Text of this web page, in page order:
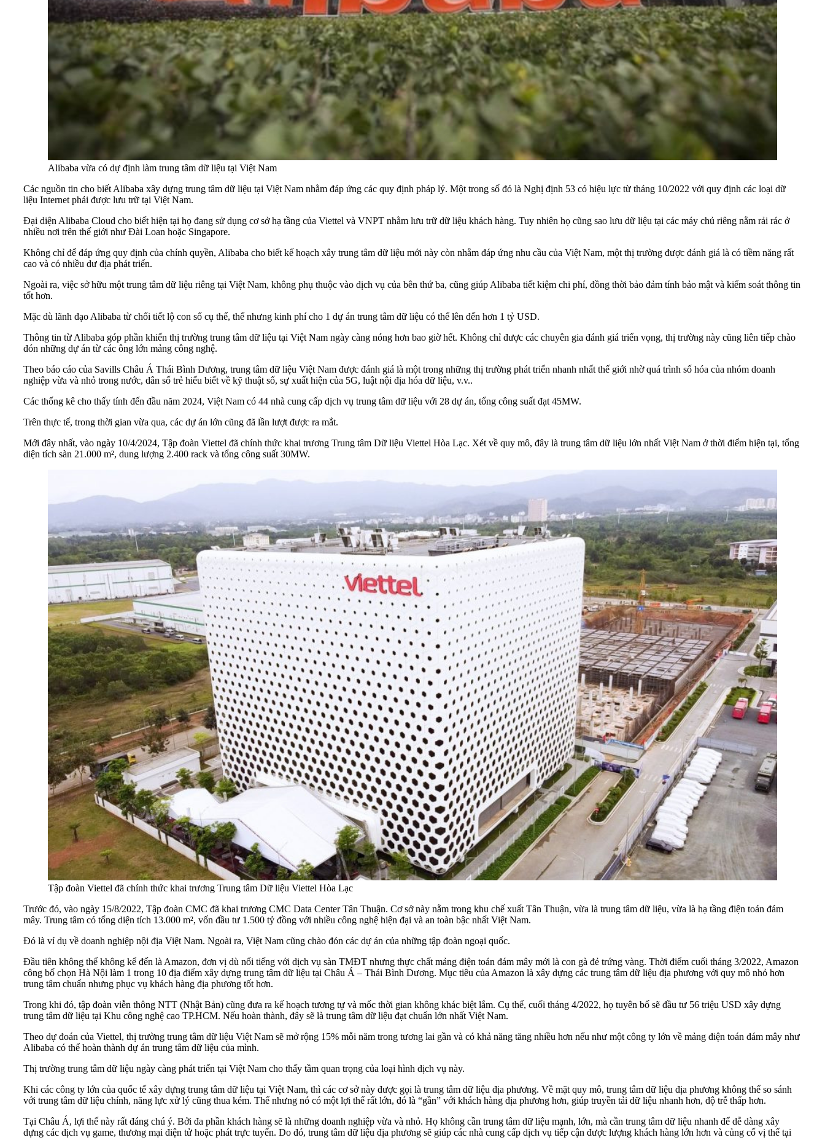
Alibaba vừa có dự định làm trung tâm dữ liệu tại Việt Nam
Các nguồn tin cho biết Alibaba xây dựng trung tâm dữ liệu tại Việt Nam nhằm đáp ứng các quy định pháp lý. Một trong số đó là Nghị định 53 có hiệu lực từ tháng 10/2022 với quy định các loại dữ
liệu Internet phải được lưu trữ tại Việt Nam.
Đại diện Alibaba Cloud cho biết hiện tại họ đang sử dụng cơ sở hạ tầng của Viettel và VNPT nhằm lưu trữ dữ liệu khách hàng. Tuy nhiên họ cũng sao lưu dữ liệu tại các máy chủ riêng nằm rải rác ở
nhiều nơi trên thế giới như Đài Loan hoặc Singapore.
Không chỉ để đáp ứng quy định của chính quyền, Alibaba cho biết kế hoạch xây trung tâm dữ liệu mới này còn nhằm đáp ứng nhu cầu của Việt Nam, một thị trường được đánh giá là có tiềm năng rất
cao và có nhiều dư địa phát triển.
Ngoài ra, việc sở hữu một trung tâm dữ liệu riêng tại Việt Nam, không phụ thuộc vào dịch vụ của bên thứ ba, cũng giúp Alibaba tiết kiệm chi phí, đồng thời bảo đảm tính bảo mật và kiểm soát thông tin
tốt hơn.
Mặc dù lãnh đạo Alibaba từ chối tiết lộ con số cụ thể, thế nhưng kinh phí cho 1 dự án trung tâm dữ liệu có thể lên đến hơn 1 tỷ USD.
Thông tin từ Alibaba góp phần khiến thị trường trung tâm dữ liệu tại Việt Nam ngày càng nóng hơn bao giờ hết. Không chỉ được các chuyên gia đánh giá triển vọng, thị trường này cũng liên tiếp chào
đón những dự án từ các ông lớn mảng công nghệ.
Theo báo cáo của Savills Châu Á Thái Bình Dương, trung tâm dữ liệu Việt Nam được đánh giá là một trong những thị trường phát triển nhanh nhất thế giới nhờ quá trình số hóa của nhóm doanh
nghiệp vừa và nhỏ trong nước, dân số trẻ hiểu biết về kỹ thuật số, sự xuất hiện của 5G, luật nội địa hóa dữ liệu, v.v..
Các thống kê cho thấy tính đến đầu năm 2024, Việt Nam có 44 nhà cung cấp dịch vụ trung tâm dữ liệu với 28 dự án, tổng công suất đạt 45MW.
Trên thực tế, trong thời gian vừa qua, các dự án lớn cũng đã lần lượt được ra mắt.
Mới đây nhất, vào ngày 10/4/2024, Tập đoàn Viettel đã chính thức khai trương Trung tâm Dữ liệu Viettel Hòa Lạc. Xét về quy mô, đây là trung tâm dữ liệu lớn nhất Việt Nam ở thời điểm hiện tại, tổng
diện tích sàn 21.000 m², dung lượng 2.400 rack và tổng công suất 30MW.
Tập đoàn Viettel đã chính thức khai trương Trung tâm Dữ liệu Viettel Hòa Lạc
Trước đó, vào ngày 15/8/2022, Tập đoàn CMC đã khai trương CMC Data Center Tân Thuận. Cơ sở này nằm trong khu chế xuất Tân Thuận, vừa là trung tâm dữ liệu, vừa là hạ tầng điện toán đám
mây. Trung tâm có tổng diện tích 13.000 m², vốn đầu tư 1.500 tỷ đồng với nhiều công nghệ hiện đại và an toàn bậc nhất Việt Nam.
Đó là ví dụ về doanh nghiệp nội địa Việt Nam. Ngoài ra, Việt Nam cũng chào đón các dự án của những tập đoàn ngoại quốc.
Đầu tiên không thể không kể đến là Amazon, đơn vị dù nổi tiếng với dịch vụ sàn TMĐT nhưng thực chất mảng điện toán đám mây mới là con gà đẻ trứng vàng. Thời điểm cuối tháng 3/2022, Amazon
công bố chọn Hà Nội làm 1 trong 10 địa điểm xây dựng trung tâm dữ liệu tại Châu Á – Thái Bình Dương. Mục tiêu của Amazon là xây dựng các trung tâm dữ liệu địa phương với quy mô nhỏ hơn
trung tâm chuẩn nhưng phục vụ khách hàng địa phương tốt hơn.
Trong khi đó, tập đoàn viễn thông NTT (Nhật Bản) cũng đưa ra kế hoạch tương tự và mốc thời gian không khác biệt lắm. Cụ thể, cuối tháng 4/2022, họ tuyên bố sẽ đầu tư 56 triệu USD xây dựng
trung tâm dữ liệu tại Khu công nghệ cao TP.HCM. Nếu hoàn thành, đây sẽ là trung tâm dữ liệu đạt chuẩn lớn nhất Việt Nam.
Theo dự đoán của Viettel, thị trường trung tâm dữ liệu Việt Nam sẽ mở rộng 15% mỗi năm trong tương lai gần và có khả năng tăng nhiều hơn nếu như một công ty lớn về mảng điện toán đám mây như
Alibaba có thể hoàn thành dự án trung tâm dữ liệu của mình.
Thị trường trung tâm dữ liệu ngày càng phát triển tại Việt Nam cho thấy tầm quan trọng của loại hình dịch vụ này.
Khi các công ty lớn của quốc tế xây dựng trung tâm dữ liệu tại Việt Nam, thì các cơ sở này được gọi là trung tâm dữ liệu địa phương. Về mặt quy mô, trung tâm dữ liệu địa phương không thể so sánh
với trung tâm dữ liệu chính, năng lực xử lý cũng thua kém. Thế nhưng nó có một lợi thế rất lớn, đó là “gần” với khách hàng địa phương hơn, giúp truyền tải dữ liệu nhanh hơn, độ trễ thấp hơn.
Tại Châu Á, lợi thế này rất đáng chú ý. Bởi đa phần khách hàng sẽ là những doanh nghiệp vừa và nhỏ. Họ không cần trung tâm dữ liệu mạnh, lớn, mà cần trung tâm dữ liệu nhanh để dễ dàng xây
dựng các dịch vụ game, thương mại điện tử hoặc phát trực tuyến. Do đó, trung tâm dữ liệu địa phương sẽ giúp các nhà cung cấp dịch vụ tiếp cận được lượng khách hàng lớn hơn và củng cố vị thế tại